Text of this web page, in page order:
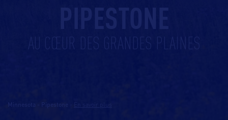
PIPESTONE
AU CŒUR DES GRANDES PLAINES
Minnesota - Pipestone